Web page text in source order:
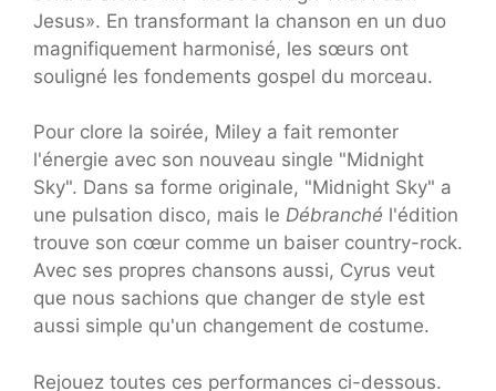
Jesus». En transformant la chanson en un duo
magnifiquement harmonisé, les sœurs ont
souligné les fondements gospel du morceau.
Pour clore la soirée, Miley a fait remonter
l'énergie avec son nouveau single "Midnight
Sky". Dans sa forme originale, "Midnight Sky" a
une pulsation disco, mais le Débranché l'édition
trouve son cœur comme un baiser country-rock.
Avec ses propres chansons aussi, Cyrus veut
que nous sachions que changer de style est
aussi simple qu'un changement de costume.
Rejouez toutes ces performances ci-dessous.